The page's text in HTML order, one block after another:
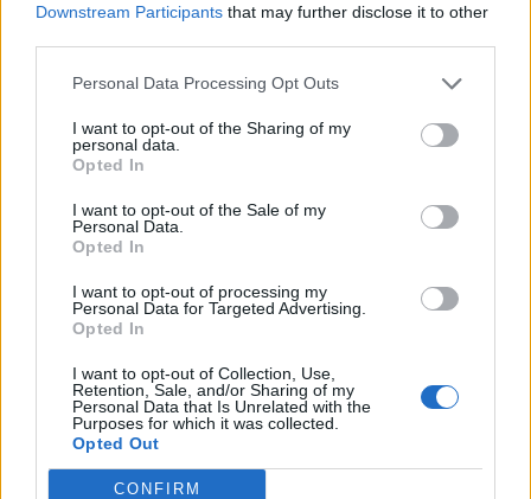
Downstream Participants that may further disclose it to other
Personal Data Processing Opt Outs
I want to opt-out of the Sharing of my
personal data.
Opted In
I want to opt-out of the Sale of my
Personal Data.
Opted In
I want to opt-out of processing my
Personal Data for Targeted Advertising.
Opted In
I want to opt-out of Collection, Use,
Retention, Sale, and/or Sharing of my
Personal Data that Is Unrelated with the
Purposes for which it was collected.
Opted Out
CONFIRM